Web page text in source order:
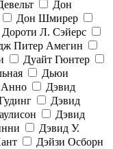
Дон
Дон Шмирер
Дороти Л. Сэйерс
Питер Амегин
Дуайт Гюнтер
Дьюи
Анно
Дэвид
Дэвид
Дэвид
Дэвид У.
Дэйзи Осборн